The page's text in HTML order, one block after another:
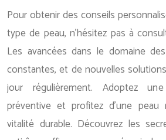
Pour obtenir des conseils
type de peau, n’hésitez pas à
Les avancées dans le domaine
constantes, et de nouvelles
jour régulièrement. Adoptez
préventive et profitez d’une peau
vitalité durable. Découvrez les